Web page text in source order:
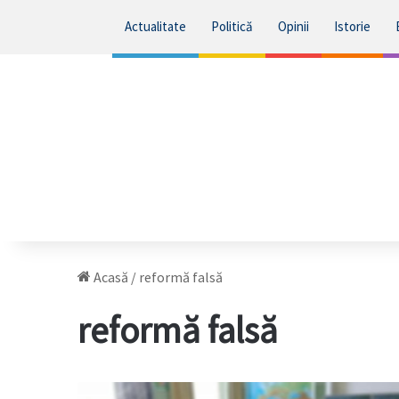
Actualitate Politică Opinii Istorie
Acasă / reformă falsă
reformă falsă